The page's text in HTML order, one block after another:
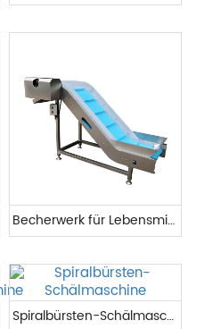
Becherwerk für Lebensmittel Z
Spiralbürsten-Schälmaschine